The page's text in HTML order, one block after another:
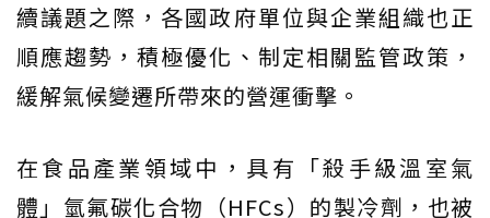
續議題之際，各國政府單位與企業組織也正
順應趨勢，積極優化、制定相關監管政策，
緩解氣候變遷所帶來的營運衝擊。
在食品產業領域中，具有「殺手級溫室氣
體」氫氟碳化合物（HFCs）的製冷劑，也被